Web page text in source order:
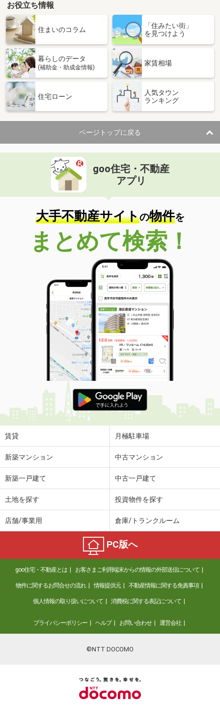
お役立ち情報
住まいのコラム
「住みたい街」
を見つけよう
暮らしのデータ
(補助金・助成金情報)
家賃相場
住宅ローン
人気タウン
ランキング
ページトップに戻る
goo住宅・不動産
アプリ
大手不動産サイトの物件を
まとめて検索！
賃貸 月極駐車場
新築マンション 中古マンション
新築一戸建て 中古一戸建て
土地を探す 投資物件を探す
店舗/事業用 倉庫/トランクルーム
PC版へ
goo住宅・不動産とは お客さまご利用端末からの情報の外部送信について
物件に関するお問合せの流れ 情報提供元 不動産情報に関する免責事項
個人情報の取り扱いについて 消費税に関する表記について
プライバシーポリシー ヘルプ お問い合わせ 運営会社
©NTT DOCOMO